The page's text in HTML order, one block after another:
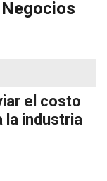
el costo
la industria